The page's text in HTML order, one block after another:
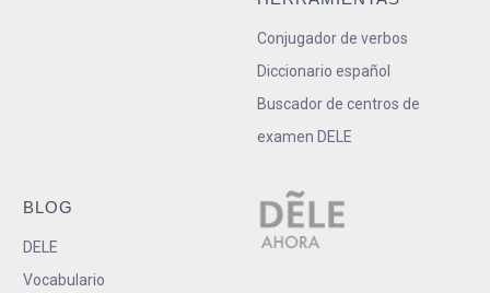
Conjugador de verbos
Diccionario español
Buscador de centros de
examen DELE
BLOG
DELE
Vocabulario